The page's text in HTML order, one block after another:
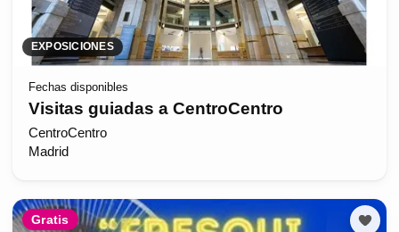
EXPOSICIONES
Fechas disponibles
Visitas guiadas a CentroCentro
CentroCentro
Madrid
Gratis